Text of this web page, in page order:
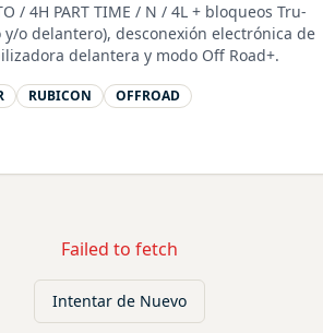
/ 4H PART TIME / N / 4L + bloqueos Tru-
y/o delantero), desconexión electrónica de
delantera y modo Off Road+.
RUBICON OFFROAD
Failed to fetch
Intentar de Nuevo